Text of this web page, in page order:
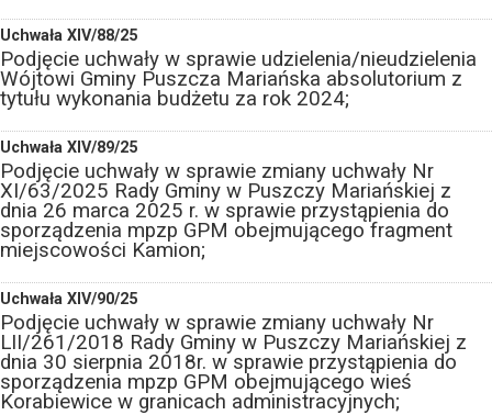
Uchwała XIV/88/25
Podjęcie uchwały w sprawie udzielenia/nieudzielenia
Wójtowi Gminy Puszcza Mariańska absolutorium z
tytułu wykonania budżetu za rok 2024;
Uchwała XIV/89/25
Podjęcie uchwały w sprawie zmiany uchwały Nr
XI/63/2025 Rady Gminy w Puszczy Mariańskiej z
dnia 26 marca 2025 r. w sprawie przystąpienia do
sporządzenia mpzp GPM obejmującego fragment
miejscowości Kamion;
Uchwała XIV/90/25
Podjęcie uchwały w sprawie zmiany uchwały Nr
LII/261/2018 Rady Gminy w Puszczy Mariańskiej z
dnia 30 sierpnia 2018r. w sprawie przystąpienia do
sporządzenia mpzp GPM obejmującego wieś
Korabiewice w granicach administracyjnych;